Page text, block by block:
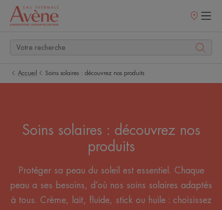
Points
Accueil Soins solaires : découvrez nos produits
Soins solaires : découvrez nos
produits
Protéger sa peau du soleil est essentiel. Chaque
peau a ses besoins, d’où nos soins solaires adaptés
à tous. Crème, lait, fluide, stick ou huile : choisissez